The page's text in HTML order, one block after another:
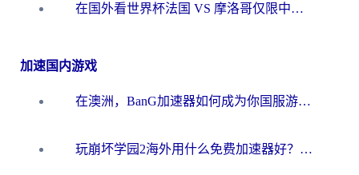
在国外看世界杯法国 VS 摩洛哥仅限中国大陆？海外党这样看中文解说赛事不卡顿
加速国内游戏
在澳洲，BanG加速器如何成为你国服游戏的“时光机”？
玩崩坏学园2海外用什么免费加速器好？2026海外党亲测国服游戏加速指南